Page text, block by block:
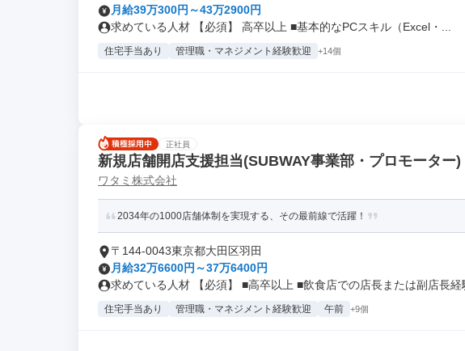
月給39万300円～43万2900円
求めている人材 【必須】 高卒以上 ■基本的なPCスキル（Excel・...
住宅手当あり 管理職・マネジメント経験歓迎 +14個
正社員
新規店舗開店支援担当(SUBWAY事業部・プロモーター)
ワタミ株式会社
2034年の1000店舗体制を実現する、その最前線で活躍！
〒144-0043東京都大田区羽田
月給32万6600円～37万6400円
求めている人材 【必須】 ■高卒以上 ■飲食店での店長または副店長経
住宅手当あり 管理職・マネジメント経験歓迎 午前 +9個